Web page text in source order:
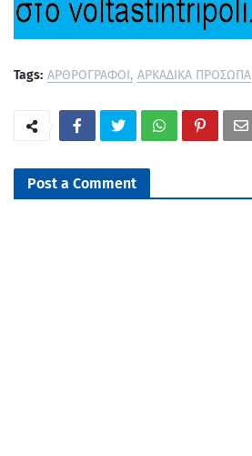
Tags: ΑΡΘΡΟΓΡΑΦΟΙ ΑΡΚΑΔΙΚΑ ΠΡΟΣΩΠΑ
Post a Comment